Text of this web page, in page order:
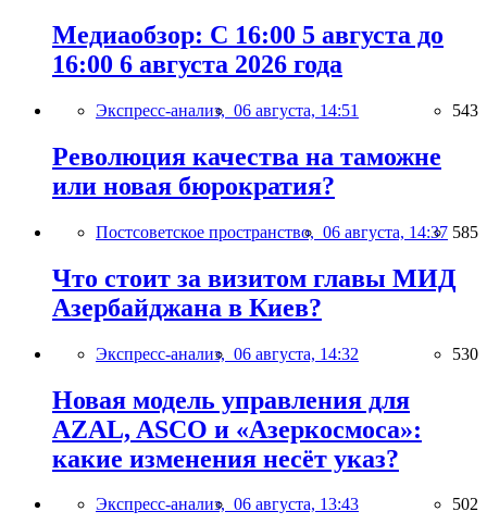
Медиаобзор: С 16:00 5 августа до
16:00 6 августа 2026 года
Экспресс-анализ, 06 августа, 14:51 543
Революция качества на таможне
или новая бюрократия?
Постсоветское пространство, 06 августа, 14:37 585
Что стоит за визитом главы МИД
Азербайджана в Киев?
Экспресс-анализ, 06 августа, 14:32 530
Новая модель управления для
AZAL, ASCO и «Азеркосмоса»:
какие изменения несёт указ?
Экспресс-анализ, 06 августа, 13:43 502